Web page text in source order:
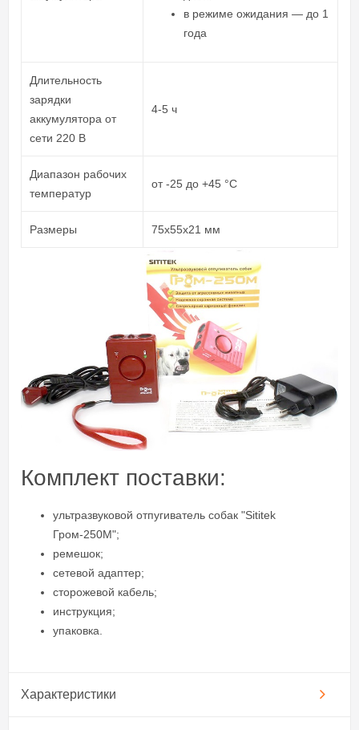
в режиме ожидания — до 1
года
Длительность
зарядки
аккумулятора от
сети 220 В
4-5 ч
Диапазон рабочих
температур
от -25 до +45 °C
Размеры 75х55х21 мм
Комплект поставки:
ультразвуковой отпугиватель собак "Sititek
Гром-250М";
ремешок;
сетевой адаптер;
сторожевой кабель;
инструкция;
упаковка.
Характеристики